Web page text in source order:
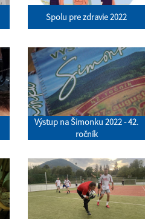
Spolu pre zdravie 2022
Výstup na Šimonku 2022 - 42.
ročník